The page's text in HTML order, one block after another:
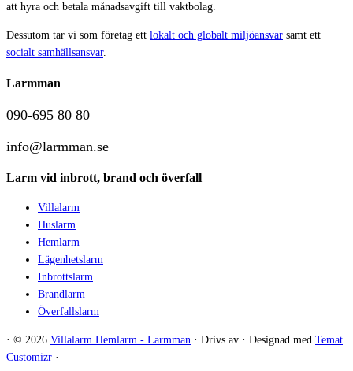
att hyra och betala månadsavgift till vaktbolag.
Dessutom tar vi som företag ett lokalt och globalt miljöansvar samt ett
socialt samhällsansvar.
Larmman
090-695 80 80
info@larmman.se
Larm vid inbrott, brand och överfall
Villalarm
Huslarm
Hemlarm
Lägenhetslarm
Inbrottslarm
Brandlarm
Överfallslarm
· © 2026 Villalarm Hemlarm - Larmman · Drivs av · Designad med Temat
Customizr ·